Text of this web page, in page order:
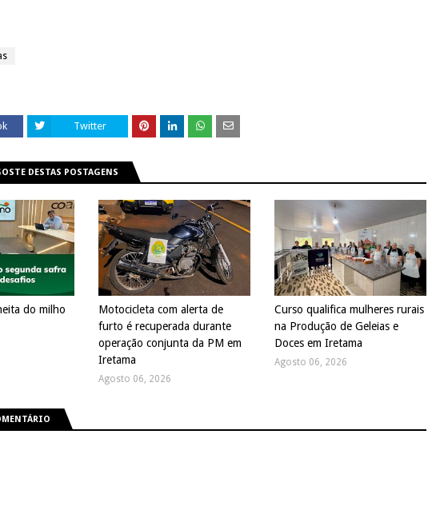
Twitter
DESTAS POSTAGENS
do milho
Motocicleta com alerta de
furto é recuperada durante
operação conjunta da PM em
Iretama
Agosto 06, 2026
Curso qualifica mulheres rurais
na Produção de Geleias e
Doces em Iretama
Agosto 06, 2026